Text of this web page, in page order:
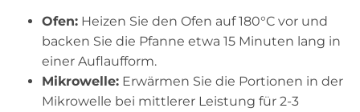
Ofen: Heizen Sie den Ofen auf 180°C vor und
backen Sie die Pfanne etwa 15 Minuten lang in
einer Auflaufform.
Mikrowelle: Erwärmen Sie die Portionen in der
Mikrowelle bei mittlerer Leistung für 2-3